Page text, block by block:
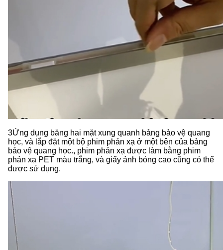
3Ứng dụng băng hai mặt xung quanh bảng bảo vệ quang
học, và lắp đặt một bộ phim phản xạ ở một bên của bảng
bảo vệ quang học., phim phản xạ được làm bằng phim
phản xạ PET màu trắng, và giấy ảnh bóng cao cũng có thể
được sử dụng.